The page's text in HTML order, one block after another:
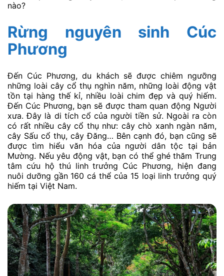
nào?
Rừng nguyên sinh Cúc
Phương
Đến Cúc Phương, du khách sẽ được chiêm ngưỡng
những loài cây cổ thụ nghìn năm, những loài động vật
tồn tại hàng thế kỉ, nhiều loài chim đẹp và quý hiếm.
Đến Cúc Phương, bạn sẽ được tham quan động Người
xưa. Đây là di tích cổ của người tiền sử. Ngoài ra còn
có rất nhiều cây cổ thụ như: cây chò xanh ngàn năm,
cây Sấu cổ thụ, cây Đăng… Bên cạnh đó, bạn cũng sẽ
được tìm hiểu văn hóa của người dân tộc tại bản
Mường. Nếu yêu động vật, bạn có thể ghé thăm Trung
tâm cứu hộ thú linh trưởng Cúc Phương, hiện đang
nuôi dưỡng gần 160 cá thể của 15 loại linh trưởng quý
hiếm tại Việt Nam.